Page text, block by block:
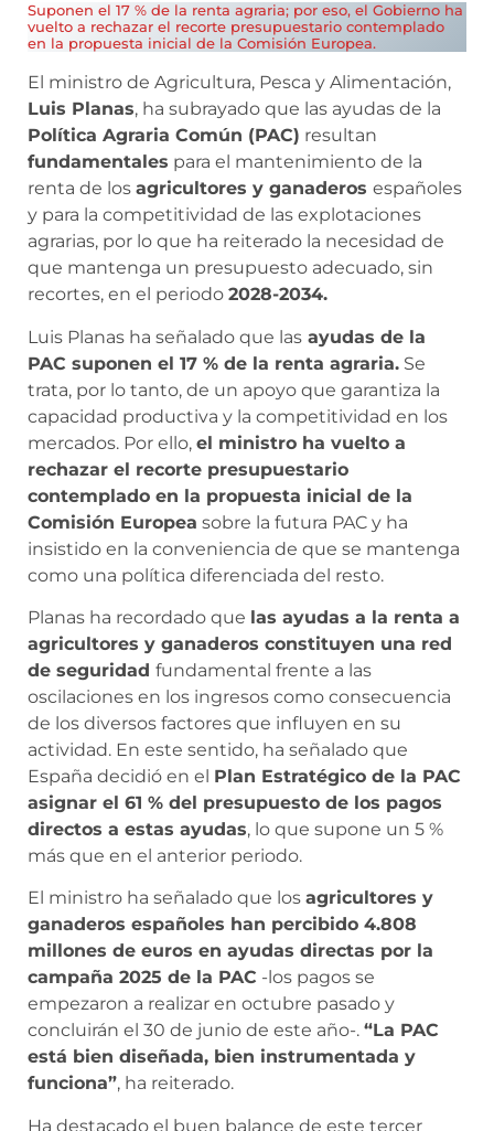
Suponen el 17 % de la renta agraria; por eso, el Gobierno ha
vuelto a rechazar el recorte presupuestario contemplado
en la propuesta inicial de la Comisión Europea.
El ministro de Agricultura, Pesca y Alimentación,
Luis Planas, ha subrayado que las ayudas de la
Política Agraria Común (PAC) resultan
fundamentales para el mantenimiento de la
renta de los agricultores y ganaderos españoles
y para la competitividad de las explotaciones
agrarias, por lo que ha reiterado la necesidad de
que mantenga un presupuesto adecuado, sin
recortes, en el periodo 2028-2034.
Luis Planas ha señalado que las ayudas de la
PAC suponen el 17 % de la renta agraria. Se
trata, por lo tanto, de un apoyo que garantiza la
capacidad productiva y la competitividad en los
mercados. Por ello, el ministro ha vuelto a
rechazar el recorte presupuestario
contemplado en la propuesta inicial de la
Comisión Europea sobre la futura PAC y ha
insistido en la conveniencia de que se mantenga
como una política diferenciada del resto.
Planas ha recordado que las ayudas a la renta a
agricultores y ganaderos constituyen una red
de seguridad fundamental frente a las
oscilaciones en los ingresos como consecuencia
de los diversos factores que influyen en su
actividad. En este sentido, ha señalado que
España decidió en el Plan Estratégico de la PAC
asignar el 61 % del presupuesto de los pagos
directos a estas ayudas, lo que supone un 5 %
más que en el anterior periodo.
El ministro ha señalado que los agricultores y
ganaderos españoles han percibido 4.808
millones de euros en ayudas directas por la
campaña 2025 de la PAC -los pagos se
empezaron a realizar en octubre pasado y
concluirán el 30 de junio de este año-. “La PAC
está bien diseñada, bien instrumentada y
funciona”, ha reiterado.
Ha destacado el buen balance de este tercer